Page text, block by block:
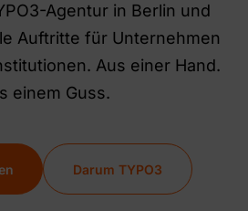
Agentur in Berlin und
Auftritte für Unternehmen
Aus einer Hand.
einem Guss.
Darum TYPO3